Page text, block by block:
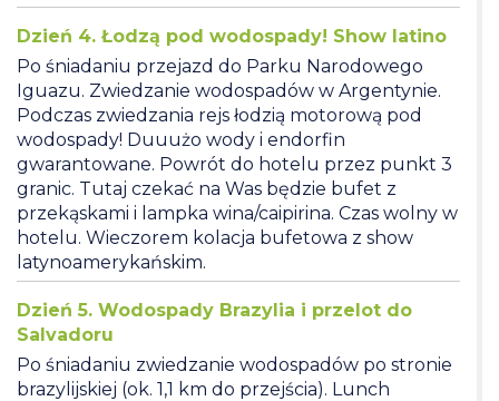
Dzień 4. Łodzą pod wodospady! Show latino
Po śniadaniu przejazd do Parku Narodowego
Iguazu. Zwiedzanie wodospadów w Argentynie.
Podczas zwiedzania rejs łodzią motorową pod
wodospady! Duuużo wody i endorfin
gwarantowane. Powrót do hotelu przez punkt 3
granic. Tutaj czekać na Was będzie bufet z
przekąskami i lampka wina/caipirina. Czas wolny w
hotelu. Wieczorem kolacja bufetowa z show
latynoamerykańskim.
Dzień 5. Wodospady Brazylia i przelot do
Salvadoru
Po śniadaniu zwiedzanie wodospadów po stronie
brazylijskiej (ok. 1,1 km do przejścia). Lunch